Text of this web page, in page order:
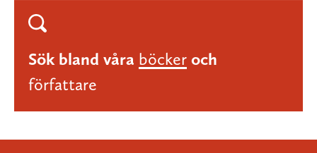
Sök bland våra böcker och
författare